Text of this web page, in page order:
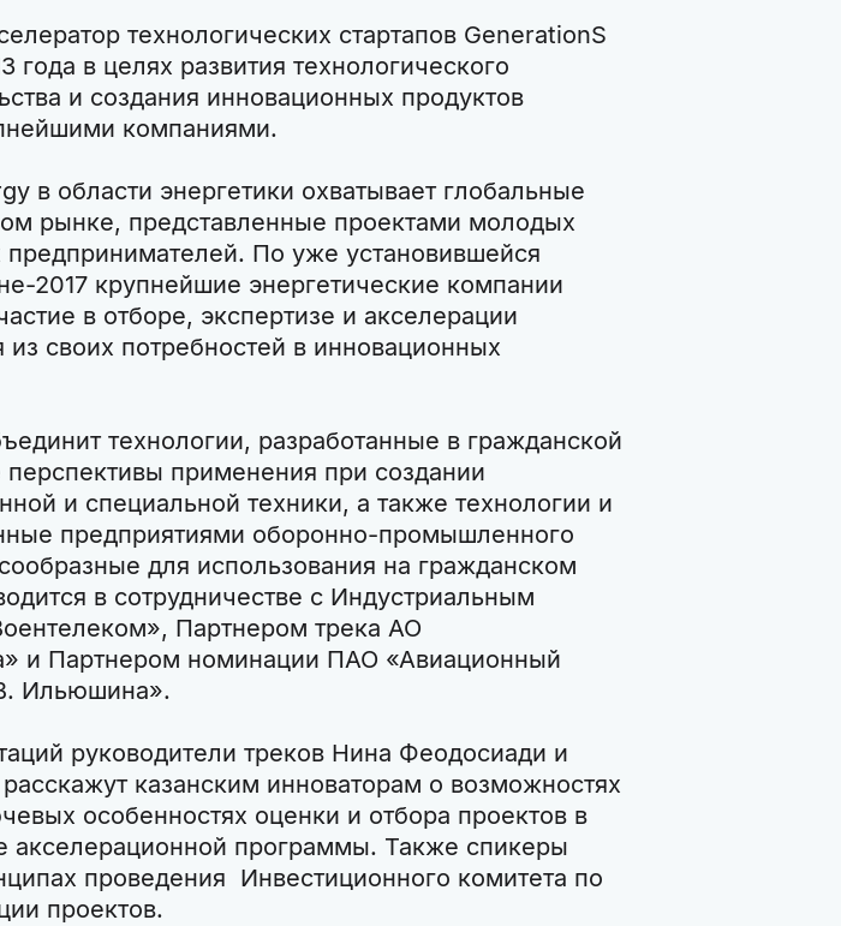
технологических стартапов GenerationS
года в целях развития технологического
и создания инновационных продуктов
компаниями.
в области энергетики охватывает глобальные
рынке, представленные проектами молодых
предпринимателей. По уже установившейся
2017 крупнейшие энергетические компании
в отборе, экспертизе и акселерации
из своих потребностей в инновационных
технологии, разработанные в гражданской
применения при создании
и специальной техники, а также технологии и
предприятиями оборонно-промышленного
для использования на гражданском
в сотрудничестве с Индустриальным
Партнером трека АО
и Партнером номинации ПАО «Авиационный
Ильюшина».
руководители треков Нина Феодосиади и
казанским инноваторам о возможностях
особенностях оценки и отбора проектов в
акселерационной программы. Также спикеры
проведения Инвестиционного комитета по
проектов.